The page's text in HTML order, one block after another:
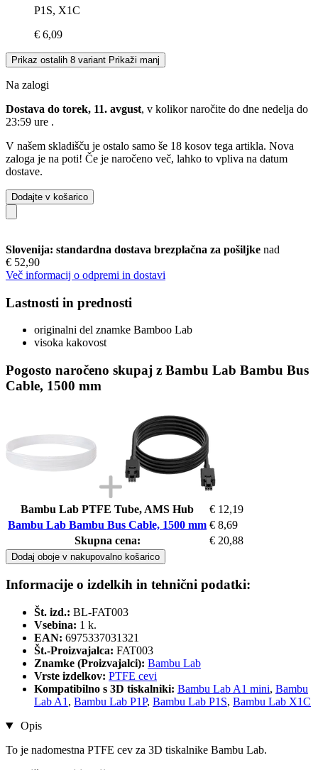
P1S, X1C
€ 6,09
Prikaz ostalih 8 variant Prikaži manj
Na zalogi
Dostava do torek, 11. avgust, v kolikor naročite do dne nedelja do
23:59 ure .
V našem skladišču je ostalo samo še 18 kosov tega artikla. Nova
zaloga je na poti! Če je naročeno več, lahko to vpliva na datum
dostave.
Dodajte v košarico
Slovenija: standardna dostava brezplačna za pošiljke nad
€ 52,90
Več informacij o odpremi in dostavi
Lastnosti in prednosti
originalni del znamke Bamboo Lab
visoka kakovost
Pogosto naročeno skupaj z Bambu Lab Bambu Bus
Cable, 1500 mm
Bambu Lab PTFE Tube, AMS Hub
€ 12,19
Bambu Lab Bambu Bus Cable, 1500 mm € 8,69
Skupna cena:
€ 20,88
Dodaj oboje v nakupovalno košarico
Informacije o izdelkih in tehnični podatki:
Št. izd.: BL-FAT003
Vsebina: 1 k.
EAN: 6975337031321
Št.-Proizvajalca: FAT003
Znamke (Proizvajalci): Bambu Lab
Vrste izdelkov: PTFE cevi
Kompatibilno s 3D tiskalniki: Bambu Lab A1 mini, Bambu
Lab A1 , Bambu Lab P1P, Bambu Lab P1S, Bambu Lab X1C
Opis
To je nadomestna PTFE cev za 3D tiskalnike Bambu Lab.